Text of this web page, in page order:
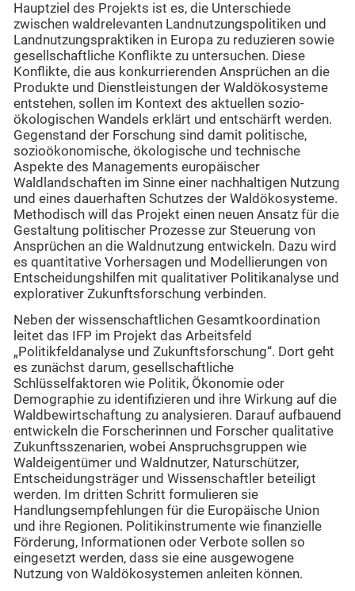
Hauptziel des Projekts ist es, die Unterschiede
zwischen waldrelevanten Landnutzungspolitiken und
Landnutzungspraktiken in Europa zu reduzieren sowie
gesellschaftliche Konflikte zu untersuchen. Diese
Konflikte, die aus konkurrierenden Ansprüchen an die
Produkte und Dienstleistungen der Waldökosysteme
entstehen, sollen im Kontext des aktuellen sozio-
ökologischen Wandels erklärt und entschärft werden.
Gegenstand der Forschung sind damit politische,
sozioökonomische, ökologische und technische
Aspekte des Managements europäischer
Waldlandschaften im Sinne einer nachhaltigen Nutzung
und eines dauerhaften Schutzes der Waldökosysteme.
Methodisch will das Projekt einen neuen Ansatz für die
Gestaltung politischer Prozesse zur Steuerung von
Ansprüchen an die Waldnutzung entwickeln. Dazu wird
es quantitative Vorhersagen und Modellierungen von
Entscheidungshilfen mit qualitativer Politikanalyse und
explorativer Zukunftsforschung verbinden.
Neben der wissenschaftlichen Gesamtkoordination
leitet das IFP im Projekt das Arbeitsfeld
„Politikfeldanalyse und Zukunftsforschung“. Dort geht
es zunächst darum, gesellschaftliche
Schlüsselfaktoren wie Politik, Ökonomie oder
Demographie zu identifizieren und ihre Wirkung auf die
Waldbewirtschaftung zu analysieren. Darauf aufbauend
entwickeln die Forscherinnen und Forscher qualitative
Zukunftsszenarien, wobei Anspruchsgruppen wie
Waldeigentümer und Waldnutzer, Naturschützer,
Entscheidungsträger und Wissenschaftler beteiligt
werden. Im dritten Schritt formulieren sie
Handlungsempfehlungen für die Europäische Union
und ihre Regionen. Politikinstrumente wie finanzielle
Förderung, Informationen oder Verbote sollen so
eingesetzt werden, dass sie eine ausgewogene
Nutzung von Waldökosystemen anleiten können.